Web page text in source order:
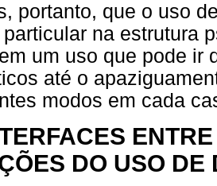
portanto, que o uso
na estrutura
um uso que pode ir
até o
modos em cada
DO USO